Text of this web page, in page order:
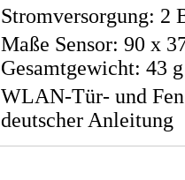
Stromversorgung: 2
Maße Sensor: 90 x
Gesamtgewicht: 43 g
WLAN-Tür- und
deutscher Anleitung